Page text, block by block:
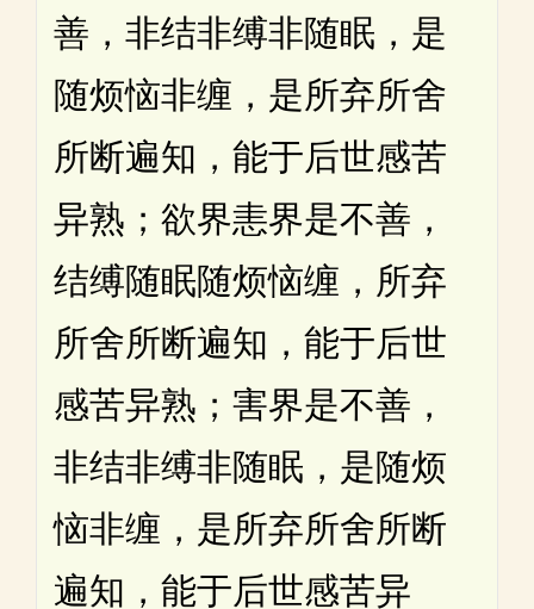
善，非结非缚非随眠，是
随烦恼非缠，是所弃所舍
所断遍知，能于后世感苦
异熟；欲界恚界是不善，
结缚随眠随烦恼缠，所弃
所舍所断遍知，能于后世
感苦异熟；害界是不善，
非结非缚非随眠，是随烦
恼非缠，是所弃所舍所断
遍知，能于后世感苦异